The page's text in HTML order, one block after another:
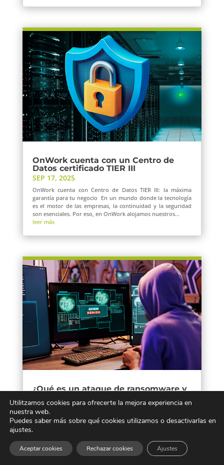
OnWork cuenta con un Centro de
Datos certificado TIER III
SEP 17, 2025
OnWork cuenta con Centro de Datos TIER III: la máxima
garantía para tu negocio En un mundo donde la tecnología
es el motor de las empresas, la continuidad y la seguridad
son esenciales. Por eso, en OnWork alojamos nuestros...
leer más
¿Qué es un ataque de ransomware y
SEP 10, 2025
Los ataques de ransomware continúan siendo una amenaza
crítica para empresas e instituciones. En 2025, su impacto
económico se intensifica: representan el 91 % de todas las
pérdidas financieras en incidentes cibernéticos según...
leer más
Utilitzamos cookies para ofrecerte la mejora experiencia en
nuestra web.
Puedes saber más sobre qué cookies utilizamos o desactivarlas en
ajustes.
Aceptar cookies Rechazar cookies Ajustes